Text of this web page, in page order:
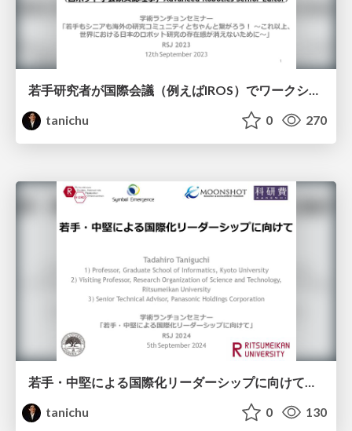
若手研究者が国際会議（例えばIROS）でワークショップを企画するメリットと成功法！
tanichu
0 270
若手・中堅による国際化リーダーシップに向けて（導入） ＆ Advanced Robotics 特集号の提案とコミュニティ形成～研究分野を作り引用されるサーベイ論文を書く～
tanichu
0 130